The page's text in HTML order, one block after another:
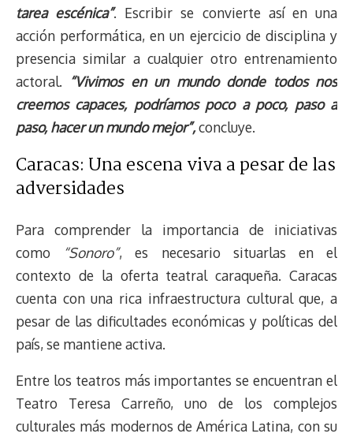
tarea escénica”. Escribir se convierte así en una
acción performática, en un ejercicio de disciplina y
presencia similar a cualquier otro entrenamiento
actoral. “Vivimos en un mundo donde todos nos
creemos capaces, podríamos poco a poco, paso a
paso, hacer un mundo mejor”,concluye.
Caracas: Una escena viva a pesar de las
adversidades
Para comprender la importancia de iniciativas
como
“Sonoro”, es necesario situarlas en el
contexto de la oferta teatral caraqueña. Caracas
cuenta con una rica infraestructura cultural que, a
pesar de las dificultades económicas y políticas del
país, se mantiene activa.
Entre los teatros más importantes se encuentran el
Teatro Teresa Carreño, uno de los complejos
culturales más modernos de América Latina, con su